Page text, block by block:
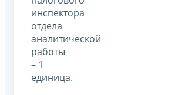
инспектора
отдела
аналитической
работы
– 1
единица.